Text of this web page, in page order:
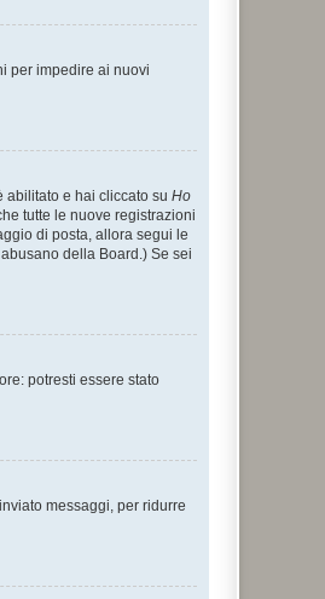
per impedire ai nuovi
abilitato e hai cliccato su Ho
tutte le nuove registrazioni
di posta, allora segui le
della Board.) Se sei
potresti essere stato
messaggi, per ridurre